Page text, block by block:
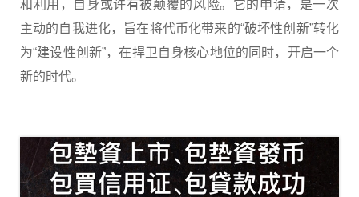
和利用，自身或许有被颠覆的风险。它的申请，是一次
主动的自我进化，旨在将代币化带来的“破坏性创新”转化
为“建设性创新”，在捍卫自身核心地位的同时，开启一个
新的时代。